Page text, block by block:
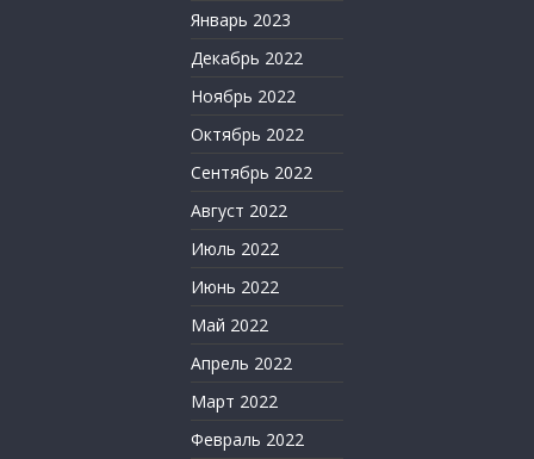
Январь 2023
Декабрь 2022
Ноябрь 2022
Октябрь 2022
Сентябрь 2022
Август 2022
Июль 2022
Июнь 2022
Май 2022
Апрель 2022
Март 2022
Февраль 2022